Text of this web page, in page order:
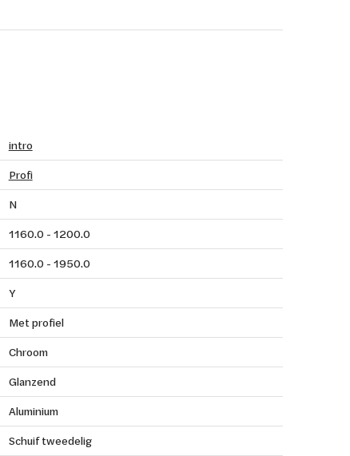
intro
Profi
N
1160.0 - 1200.0
1160.0 - 1950.0
Y
Met profiel
Chroom
Glanzend
Aluminium
Schuif tweedelig